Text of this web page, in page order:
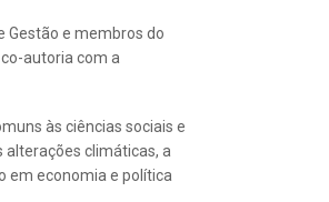
Gestão e membros do
co-autoria com a
às ciências sociais e
alterações climáticas, a
em economia e política